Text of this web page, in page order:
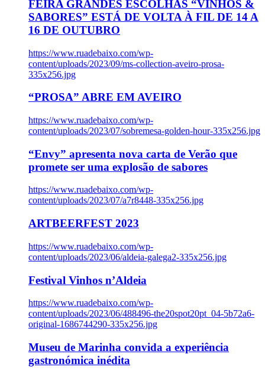
FEIRA GRANDES ESCOLHAS “VINHOS &
SABORES” ESTÁ DE VOLTA À FIL DE 14 A
16 DE OUTUBRO
https://www.ruadebaixo.com/wp-
content/uploads/2023/09/ms-collection-aveiro-prosa-
335x256.jpg
“PROSA” ABRE EM AVEIRO
https://www.ruadebaixo.com/wp-
content/uploads/2023/07/sobremesa-golden-hour-335x256.jpg
“Envy” apresenta nova carta de Verão que
promete ser uma explosão de sabores
https://www.ruadebaixo.com/wp-
content/uploads/2023/07/a7r8448-335x256.jpg
ARTBEERFEST 2023
https://www.ruadebaixo.com/wp-
content/uploads/2023/06/aldeia-galega2-335x256.jpg
Festival Vinhos n’Aldeia
https://www.ruadebaixo.com/wp-
content/uploads/2023/06/488496-the20spot20pt_04-5b72a6-
original-1686744290-335x256.jpg
Museu de Marinha convida a experiência
gastronómica inédita